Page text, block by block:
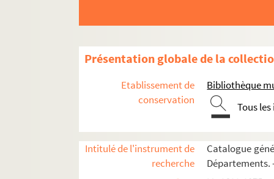
Présentation globale de la
Etablissement de
conservation
Bibliothèque
Tous
Intitulé de l'instrument de
recherche
Catalogue
Départements.
95v. 95 v°
97. 97
98v. 98 v°